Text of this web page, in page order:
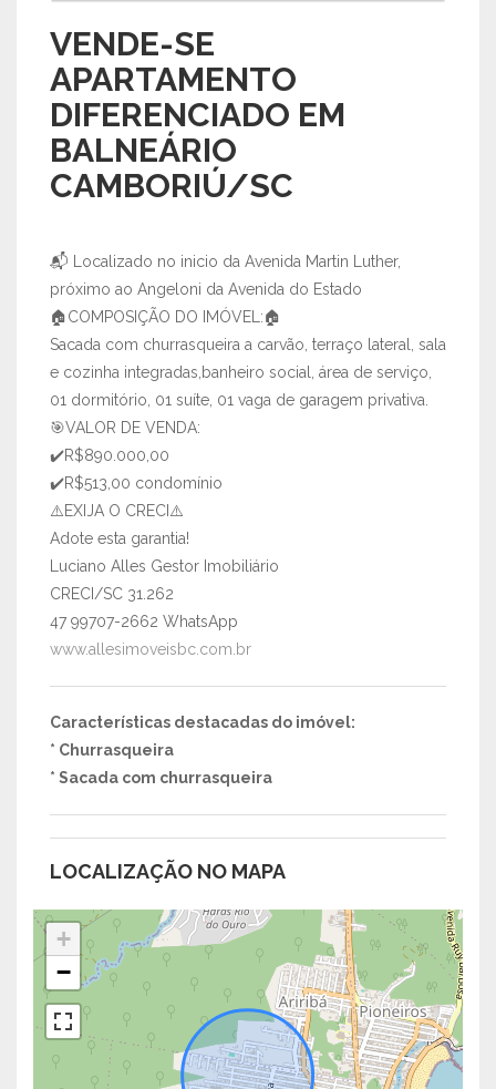
VENDE-SE
APARTAMENTO
DIFERENCIADO EM
BALNEÁRIO
CAMBORIÚ/SC
📬 Localizado no inicio da Avenida Martin Luther,
próximo ao Angeloni da Avenida do Estado
🏠COMPOSIÇÃO DO IMÓVEL:🏠
Sacada com churrasqueira a carvão, terraço lateral, sala
e cozinha integradas,banheiro social, área de serviço,
01 dormitório, 01 suíte, 01 vaga de garagem privativa.
🎯VALOR DE VENDA:
✔️R$890.000,00
✔️R$513,00 condomínio
⚠️EXIJA O CRECI⚠️
Adote esta garantia!
Luciano Alles Gestor Imobiliário
CRECI/SC 31.262
47 99707-2662 WhatsApp
www.allesimoveisbc.com.br
Características destacadas do imóvel:
* Churrasqueira
* Sacada com churrasqueira
LOCALIZAÇÃO NO MAPA
+
−